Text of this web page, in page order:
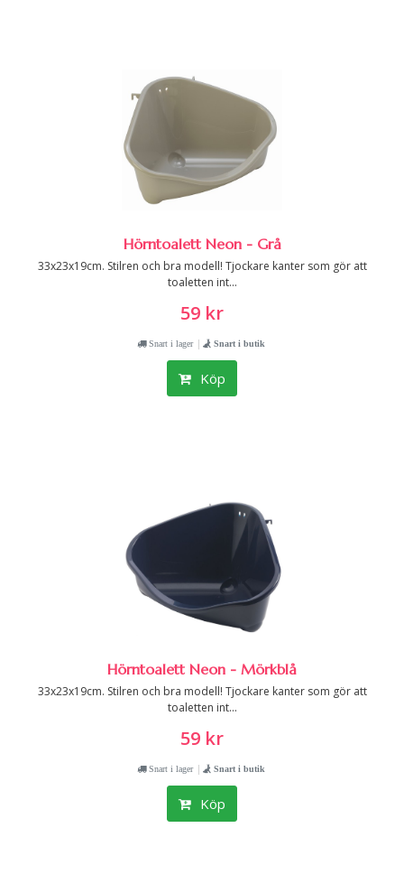
Hörntoalett Neon - Grå
33x23x19cm. Stilren och bra modell! Tjockare kanter som gör att
toaletten int...
59 kr
Snart i lager | Snart i butik
Köp
Hörntoalett Neon - Mörkblå
33x23x19cm. Stilren och bra modell! Tjockare kanter som gör att
toaletten int...
59 kr
Snart i lager | Snart i butik
Köp